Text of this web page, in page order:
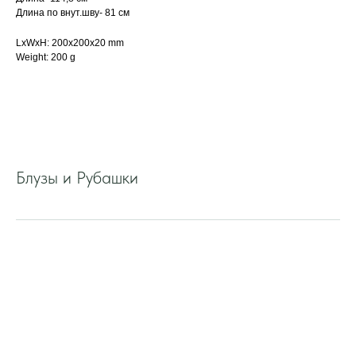
Длина по внут.шву- 81 см
LxWxH: 200x200x20 mm
Weight: 200 g
Блузы и Рубашки